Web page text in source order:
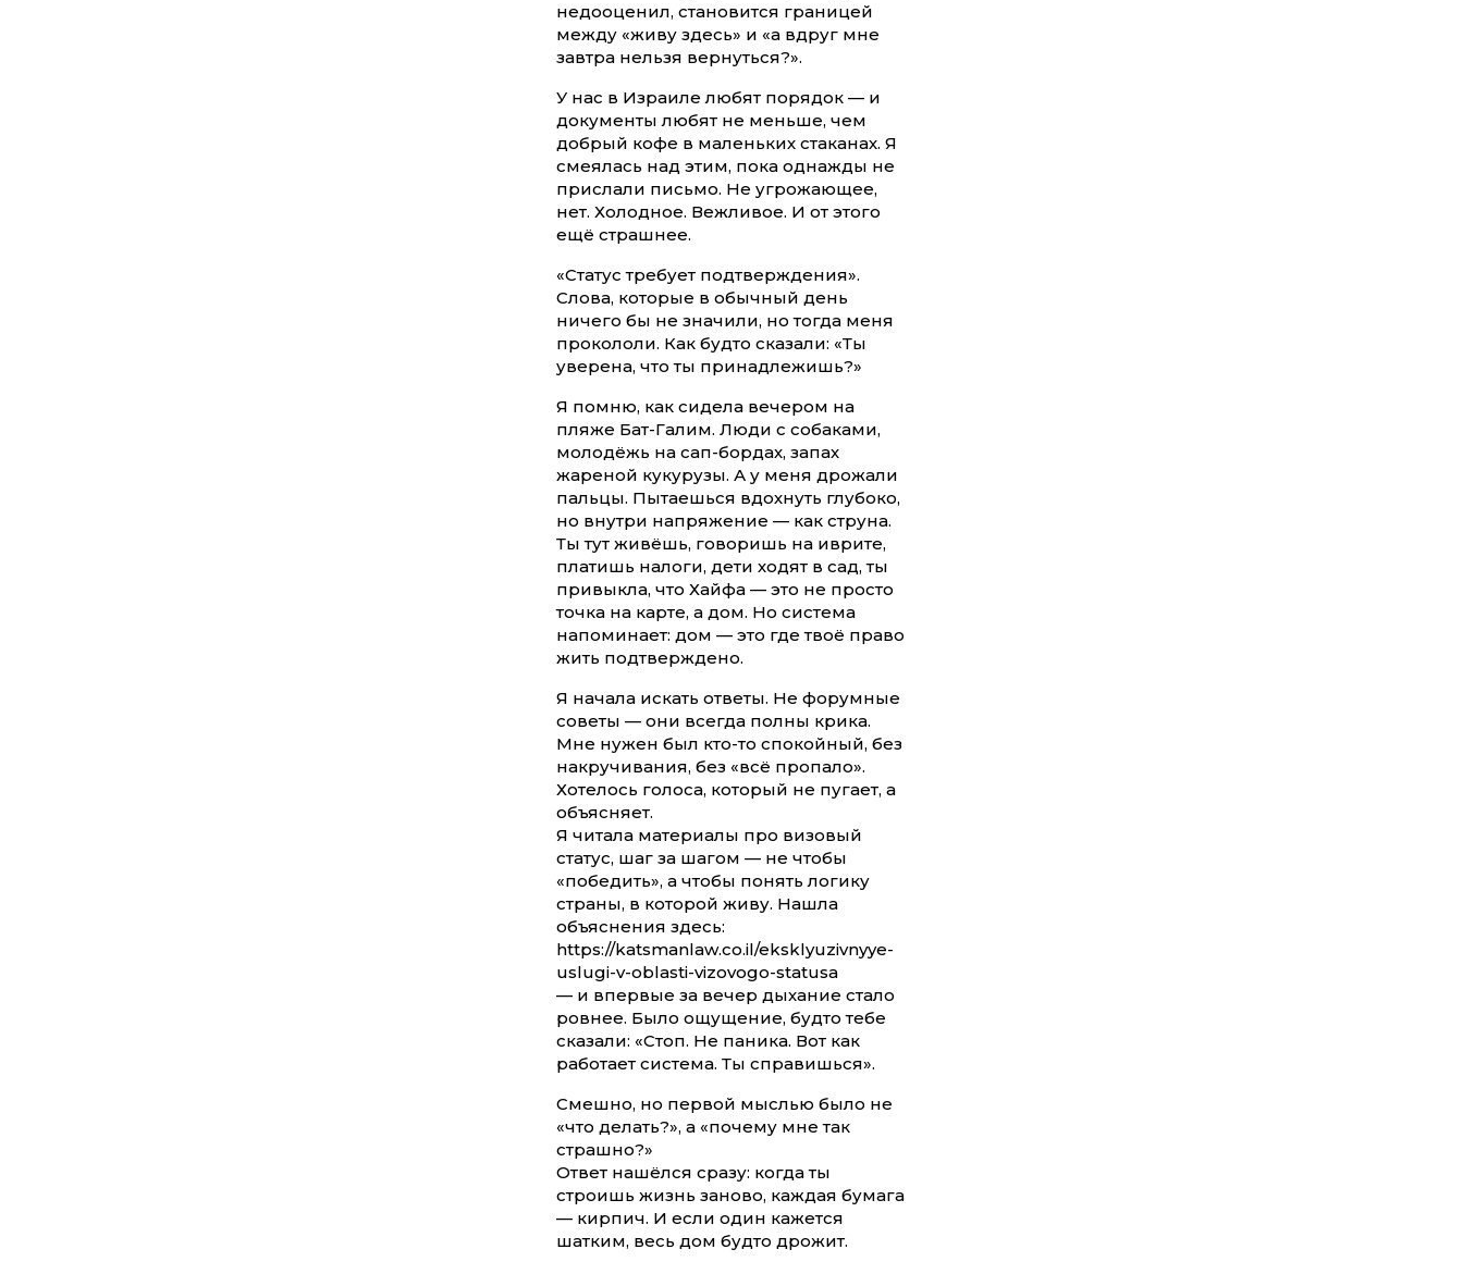
недооценил, становится границей
между «живу здесь» и «а вдруг мне
завтра нельзя вернуться?».
У нас в Израиле любят порядок — и
документы любят не меньше, чем
добрый кофе в маленьких стаканах. Я
смеялась над этим, пока однажды не
прислали письмо. Не угрожающее,
нет. Холодное. Вежливое. И от этого
ещё страшнее.
«Статус требует подтверждения».
Слова, которые в обычный день
ничего бы не значили, но тогда меня
прокололи. Как будто сказали: «Ты
уверена, что ты принадлежишь?»
Я помню, как сидела вечером на
пляже Бат-Галим. Люди с собаками,
молодёжь на сап-бордах, запах
жареной кукурузы. А у меня дрожали
пальцы. Пытаешься вдохнуть глубоко,
но внутри напряжение — как струна.
Ты тут живёшь, говоришь на иврите,
платишь налоги, дети ходят в сад, ты
привыкла, что Хайфа — это не просто
точка на карте, а дом. Но система
напоминает: дом — это где твоё право
жить подтверждено.
Я начала искать ответы. Не форумные
советы — они всегда полны крика.
Мне нужен был кто-то спокойный, без
накручивания, без «всё пропало».
Хотелось голоса, который не пугает, а
объясняет.
Я читала материалы про визовый
статус, шаг за шагом — не чтобы
«победить», а чтобы понять логику
страны, в которой живу. Нашла
объяснения здесь:
https://katsmanlaw.co.il/eksklyuzivnyye-
uslugi-v-oblasti-vizovogo-statusa
— и впервые за вечер дыхание стало
ровнее. Было ощущение, будто тебе
сказали: «Стоп. Не паника. Вот как
работает система. Ты справишься».
Смешно, но первой мыслью было не
«что делать?», а «почему мне так
страшно?»
Ответ нашёлся сразу: когда ты
строишь жизнь заново, каждая бумага
— кирпич. И если один кажется
шатким, весь дом будто дрожит.